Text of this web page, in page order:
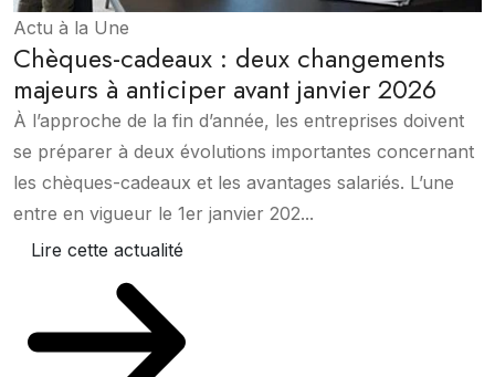
Actu à la Une
Chèques-cadeaux : deux changements
majeurs à anticiper avant janvier 2026
À l’approche de la fin d’année, les entreprises doivent
se préparer à deux évolutions importantes concernant
les chèques-cadeaux et les avantages salariés. L’une
entre en vigueur le 1er janvier 202...
Lire cette actualité